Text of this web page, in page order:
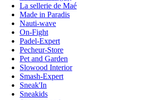
La sellerie de Maé
Made in Paradis
Nauti-wave
On-Fight
Padel-Expert
Pecheur-Store
Pet and Garden
Slowood Interior
Smash-Expert
Sneak'In
Sneakids